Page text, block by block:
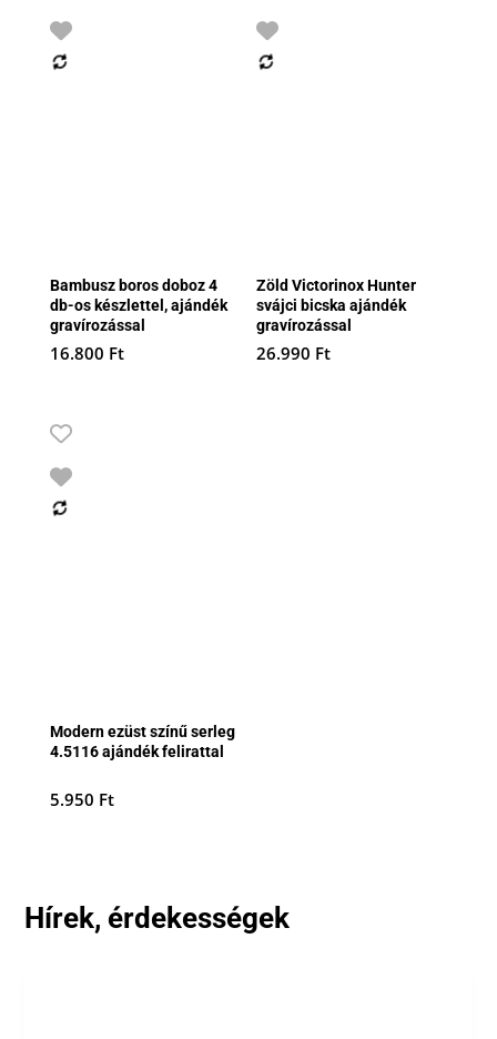
Bambusz boros doboz 4
db-os készlettel, ajándék
gravírozással
16.800 Ft
Zöld Victorinox Hunter
svájci bicska ajándék
gravírozással
26.990 Ft
Modern ezüst színű serleg
4.5116 ajándék felirattal
5.950 Ft
Hírek, érdekességek